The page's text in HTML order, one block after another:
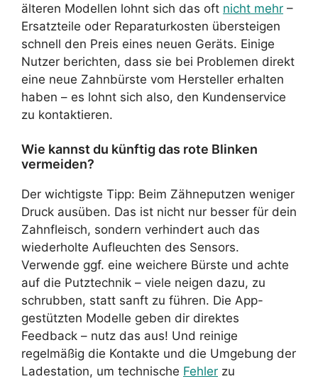
älteren Modellen lohnt sich das oft nicht mehr –
Ersatzteile oder Reparaturkosten übersteigen
schnell den Preis eines neuen Geräts. Einige
Nutzer berichten, dass sie bei Problemen direkt
eine neue Zahnbürste vom Hersteller erhalten
haben – es lohnt sich also, den Kundenservice
zu kontaktieren.
Wie kannst du künftig das rote Blinken
vermeiden?
Der wichtigste Tipp: Beim Zähneputzen weniger
Druck ausüben. Das ist nicht nur besser für dein
Zahnfleisch, sondern verhindert auch das
wiederholte Aufleuchten des Sensors.
Verwende ggf. eine weichere Bürste und achte
auf die Putztechnik – viele neigen dazu, zu
schrubben, statt sanft zu führen. Die App-
gestützten Modelle geben dir direktes
Feedback – nutz das aus! Und reinige
regelmäßig die Kontakte und die Umgebung der
Ladestation, um technische Fehler zu